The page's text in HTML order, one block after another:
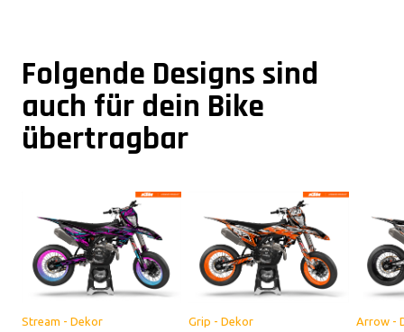
Folgende Designs sind
auch für dein Bike
übertragbar
Stream - Dekor Grip - Dekor Arrow -